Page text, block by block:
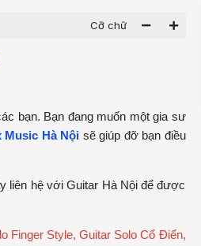
Cỡ chữ
bạn. Bạn đang muốn một gia sư
Music Hà Nội sẽ giúp đỡ bạn điều
liên hệ với Guitar Hà Nội để được
Finger Style, Guitar Solo Cổ Điển,